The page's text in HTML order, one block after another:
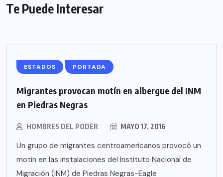
Te Puede Interesar
ESTADOS PORTADA
Migrantes provocan motín en albergue del INM
en Piedras Negras
HOMBRES DEL PODER MAYO 17, 2016
Un grupo de migrantes centroamericanos provocó un
motín en las instalaciones del Instituto Nacional de
Migración (INM) de Piedras Negras-Eagle